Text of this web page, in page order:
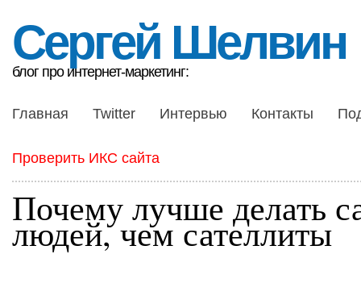
Сергей Шелвин
блог про интернет-маркетинг:
Главная Twitter Интервью Контакты
Проверить ИКС сайта
Почему лучше делать
людей, чем сателлиты